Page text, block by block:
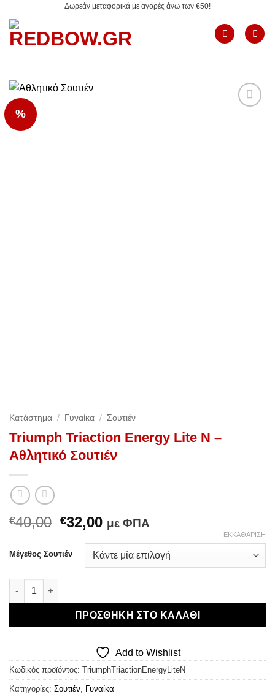
στο
περιεχόμενο
Δωρεάν μεταφορικά με αγορές άνω των €50!
%
Κατάστημα / Γυναίκα / Σουτιέν
Triumph Triaction Energy Lite N –
Αθλητικό Σουτιέν
€40,00 Original
was:
€40,00.
€32,00Η
τιμή
είναι:
με ΦΠΑ
Μέγεθος Σουτιέν
ΕΚΚΑΘΆΡΙΣΗ
Triumph Triaction Energy Lite N - Αθλητικό Σουτιέν ποσότητα
ΠΡΟΣΘΉΚΗ ΣΤΟ ΚΑΛΆΘΙ
Add to Wishlist
Κωδικός προϊόντος: TriumphTriactionEnergyLiteN
Κατηγορίες: Σουτιέν Γυναίκα